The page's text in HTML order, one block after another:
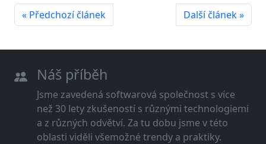
« Předchozí článek Další článek »
Náš příběh
Jsme zavedená softwarová společnost s více
než 30 lety zkušeností s různými technologiemi
a z různých odvětví. Za tu dobu jsme v této
oblasti viděli všemožné trendy a praktiky.